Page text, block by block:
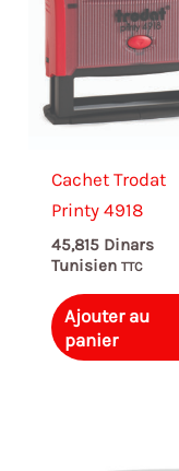
Cachet Trodat
Printy 4918
45,815 Dinars
Tunisien TTC
Ajouter au
panier